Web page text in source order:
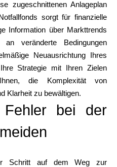
zugeschnittenen Anlageplan
sorgt für finanzielle
Information über Markttrends
veränderte Bedingungen
Neuausrichtung Ihres
Strategie mit Ihren Zielen
die Komplexität von
Klarheit zu bewältigen.
Fehler bei der
Schritt auf dem Weg zur